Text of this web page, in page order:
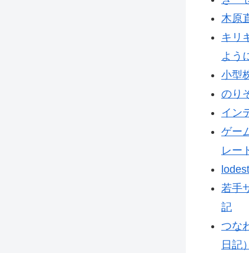
木原
キリ
よう
小型
のり
イン
ゲー
レー
若手
記
つな
日記）